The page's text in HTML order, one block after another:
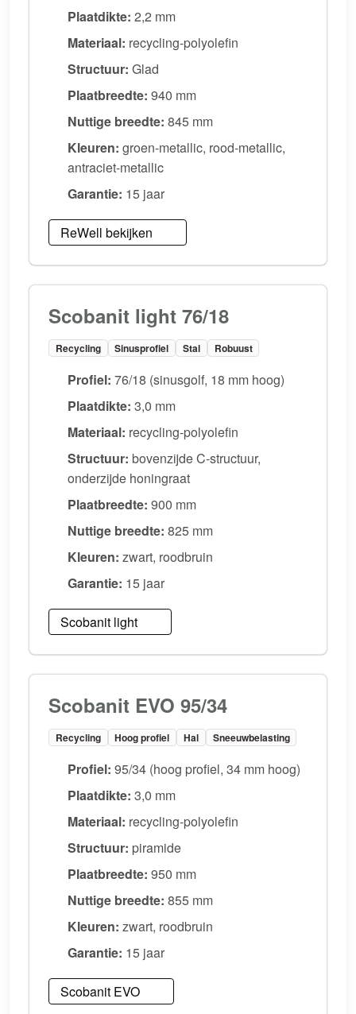
Plaatdikte: 2,2 mm
Materiaal: recycling-polyolefin
Structuur: Glad
Plaatbreedte: 940 mm
Nuttige breedte: 845 mm
Kleuren: groen-metallic, rood-metallic,
antraciet-metallic
Garantie: 15 jaar
ReWell bekijken
Scobanit light 76/18
Recycling Sinusprofiel Stal Robuust
Profiel: 76/18 (sinusgolf, 18 mm hoog)
Plaatdikte: 3,0 mm
Materiaal: recycling-polyolefin
Structuur: bovenzijde C-structuur,
onderzijde honingraat
Plaatbreedte: 900 mm
Nuttige breedte: 825 mm
Kleuren: zwart, roodbruin
Garantie: 15 jaar
Scobanit light
Scobanit EVO 95/34
Recycling Hoog profiel Hal Sneeuwbelasting
Profiel: 95/34 (hoog profiel, 34 mm hoog)
Plaatdikte: 3,0 mm
Materiaal: recycling-polyolefin
Structuur: piramide
Plaatbreedte: 950 mm
Nuttige breedte: 855 mm
Kleuren: zwart, roodbruin
Garantie: 15 jaar
Scobanit EVO